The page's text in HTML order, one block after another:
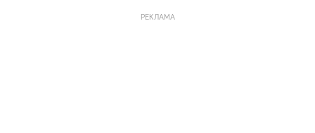
РЕКЛАМА